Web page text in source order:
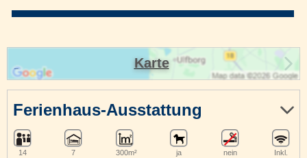
Ferienhaus-Ausstattung
14 7 300m² ja nein Inkl.
Karte